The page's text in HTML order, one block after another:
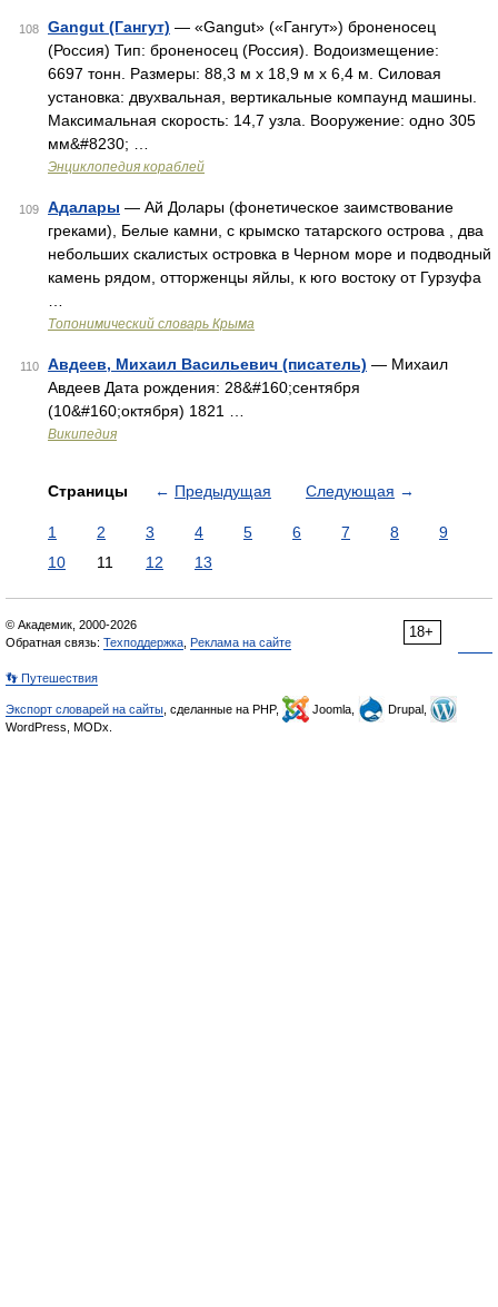
108 Gangut (Гангут) — «Gangut» («Гангут») броненосец
(Россия) Тип: броненосец (Россия). Водоизмещение:
6697 тонн. Размеры: 88,3 м х 18,9 м х 6,4 м. Силовая
установка: двухвальная, вертикальные компаунд машины.
Максимальная скорость: 14,7 узла. Вооружение: одно 305
мм&#8230; …
Энциклопедия кораблей
109 Адалары — Ай Долары (фонетическое заимствование
греками), Белые камни, с крымско татарского острова , два
небольших скалистых островка в Черном море и подводный
камень рядом, отторженцы яйлы, к юго востоку от Гурзуфа
Топонимический словарь Крыма
110 Авдеев, Михаил Васильевич (писатель) — Михаил
Авдеев Дата рождения: 28&#160;сентября
(10&#160;октября) 1821 …
Википедия
Страницы ← Предыдущая Следующая →
1 2 3 4 5 6 7 8
9
10
11 12 13
18+
© Академик, 2000-2026
Обратная связь: Техподдержка Реклама на сайте
👣 Путешествия
Экспорт словарей на сайты , сделанные на PHP, Joomla,
Drupal,
WordPress, MODx.